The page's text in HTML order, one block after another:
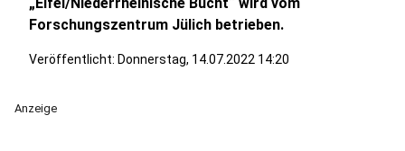
Forschungszentrum Jülich betrieben.
Veröffentlicht: Donnerstag, 14.07.2022 14:20
Anzeige